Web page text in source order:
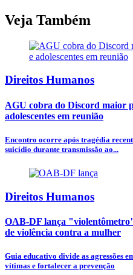
Veja Também
Direitos Humanos
AGU cobra do Discord maior
adolescentes em reunião
Encontro ocorre após tragédia
suicídio durante transmissão ao...
Direitos Humanos
OAB-DF lança
de violência contra a mulher
Guia educativo divide as agressões
vítimas e fortalecer a prevenção